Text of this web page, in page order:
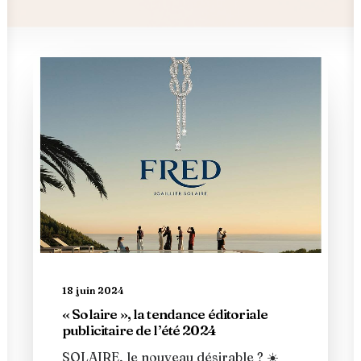
18 juin 2024
« Solaire », la tendance éditoriale
publicitaire de l’été 2024
SOLAIRE, le nouveau désirable ? ☀️